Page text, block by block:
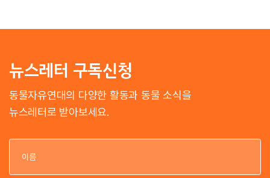
뉴스레터 구독신청
동물자유연대의 다양한 활동과 동물 소식을
뉴스레터로 받아보세요.